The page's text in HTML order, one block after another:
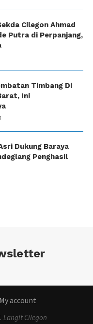
Cilegon Ahmad
Putra di Perpanjang,
Timbang Di
Ini
Dukung Baraya
Penghasil
My account
Langit Cilegon